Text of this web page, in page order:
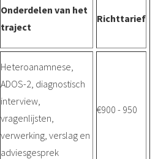
Onderdelen van het
traject
Richttarief
Heteroanamnese,
ADOS-2, diagnostisch
interview,
vragenlijsten,
verwerking, verslag en
adviesgesprek
€900 - 950